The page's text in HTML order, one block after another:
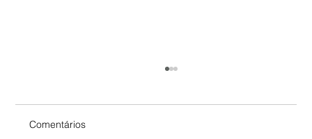
Comentários